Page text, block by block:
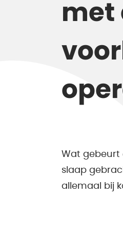
met
Wat gebeurt
slaap
allemaal bij